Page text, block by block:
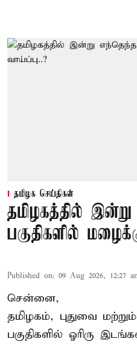
தமிழக செய்திகள்
தமிழகத்தில்
பகுதிகளில்
Published on: 09 Aug 2026, 12:27
சென்னை,
தமிழகம், புதுவை
பகுதிகளில் ஓரிரு